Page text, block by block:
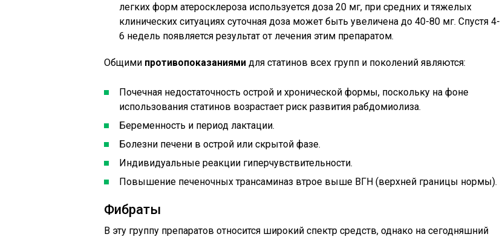
легких форм атеросклероза используется доза 20 мг, при средних и тяжелых
клинических ситуациях суточная доза может быть увеличена до 40-80 мг. Спустя 4-
6 недель появляется результат от лечения этим препаратом.
Общими противопоказаниями для статинов всех групп и поколений являются:
Почечная недостаточность острой и хронической формы, поскольку на фоне
использования статинов возрастает риск развития рабдомиолиза.
Беременность и период лактации.
Болезни печени в острой или скрытой фазе.
Индивидуальные реакции гиперчувствительности.
Повышение печеночных трансаминаз втрое выше ВГН (верхней границы нормы).
Фибраты
В эту группу препаратов относится широкий спектр средств, однако на сегодняшний